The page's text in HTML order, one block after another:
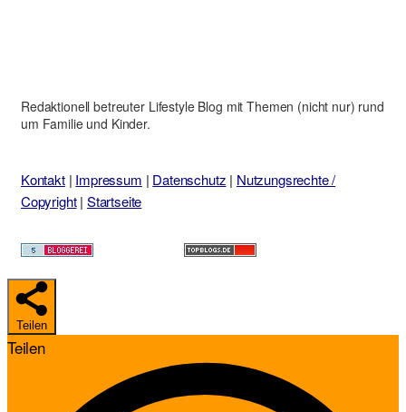
Redaktionell betreuter Lifestyle Blog mit Themen (nicht nur) rund
um Familie und Kinder.
Kontakt| Impressum | Datenschutz | Nutzungsrechte /
Copyright| Startseite
Teilen
Teilen